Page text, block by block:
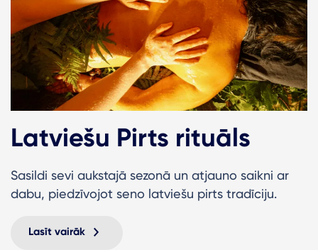
Latviešu Pirts rituāls
Sasildi sevi aukstajā sezonā un atjauno saikni ar
dabu, piedzīvojot seno latviešu pirts tradīciju.
Lasīt vairāk